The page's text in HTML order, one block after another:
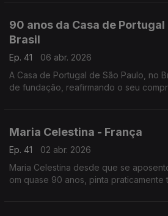
90 anos da Casa de Portugal
Brasil
Ep. 41
06 abr. 2026
A Casa de Portugal de São Paulo, no
de fundação, reafirmando o seu
Maria Celestina - França
Ep. 41
02 abr. 2026
Maria Celestina desde que se
om quase 90 anos, pinta praticamente